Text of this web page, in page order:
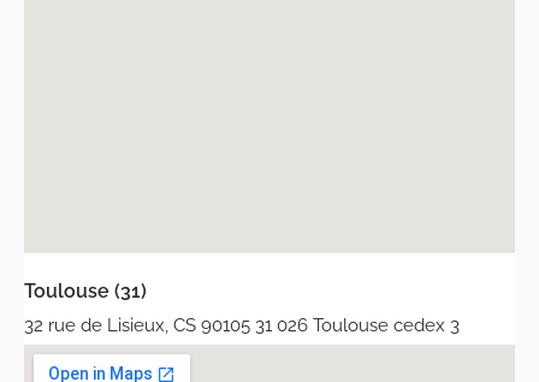
Toulouse (31)
32 rue de Lisieux, CS 90105 31 026 Toulouse cedex 3